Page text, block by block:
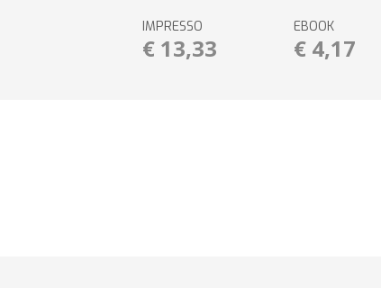
IMPRESSO
€ 13,33
EBOOK
€ 4,17